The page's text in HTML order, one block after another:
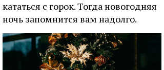
кататься с горок. Тогда новогодняя
ночь запомнится вам надолго.